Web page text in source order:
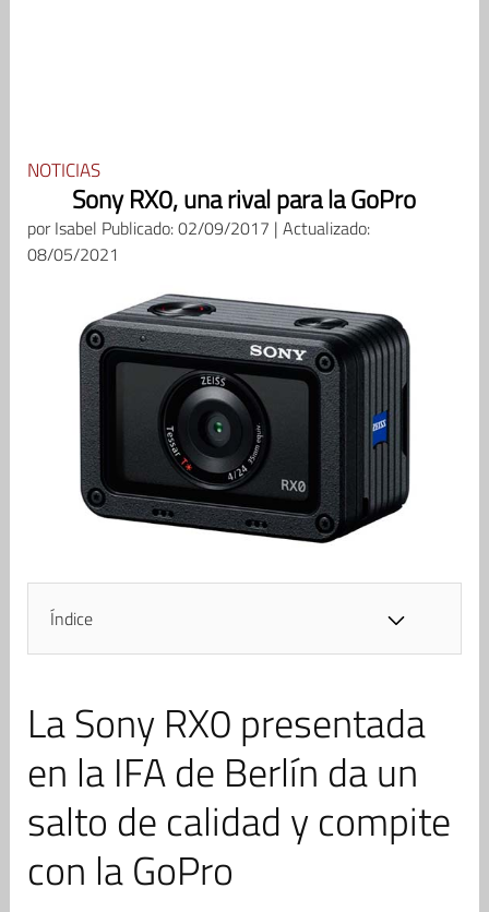
NOTICIAS
Sony RX0, una rival para la GoPro
porIsabel Publicado: 02/09/2017 | Actualizado:
08/05/2021
Índice
La Sony RX0 presentada
en la IFA de Berlín da un
salto de calidad y compite
con la GoPro